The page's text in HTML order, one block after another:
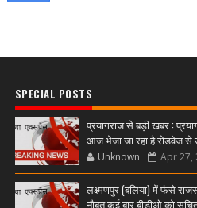
SPECIAL POSTS
प्रयागराज से बड़ी खबर :
आज भेजा जा रहा है रोडवेज
Unknown Apr 27,
लक्ष्मणपुर (बलिया) में फंसे
नौबत,कई बार बीडीओ को